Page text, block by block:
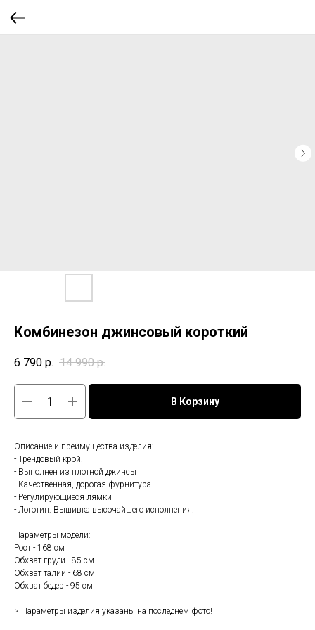
Комбинезон джинсовый короткий
6 790 р. 14 990 р.
В Корзину
Описание и преимущества изделия:
- Трендовый крой.
- Выполнен из плотной джинсы
- Качественная, дорогая фурнитура
- Регулирующиеся лямки
- Логотип: Вышивка высочайшего исполнения.
Параметры модели:
Рост - 168 см
Обхват груди - 85 см
Обхват талии - 68 см
Обхват бедер - 95 см
> Параметры изделия указаны на последнем фото!